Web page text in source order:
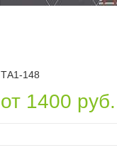
ТА1-148
от 1400 руб.